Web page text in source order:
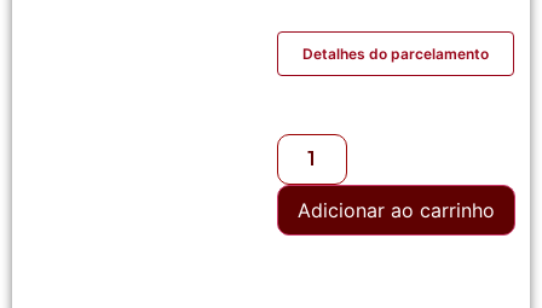
Detalhes do parcelamento
Adicionar ao carrinho